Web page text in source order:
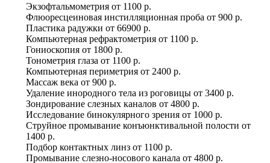
Экзофтальмометрия от 1100 р.
Флюоресцеиновая инстилляционная проба от 900 р.
Пластика радужки от 66900 р.
Компьютерная рефрактометрия от 1100 р.
Гониоскопия от 1800 р.
Тонометрия глаза от 1100 р.
Компьютерная периметрия от 2400 р.
Массаж века от 900 р.
Удаление инородного тела из роговицы от 3400 р.
Зондирование слезных каналов от 4800 р.
Исследование бинокулярного зрения от 1000 р.
Струйное промывание конъюнктивальной полости от
1400 р.
Подбор контактных линз от 1100 р.
Промывание слезно-носового канала от 4800 р.